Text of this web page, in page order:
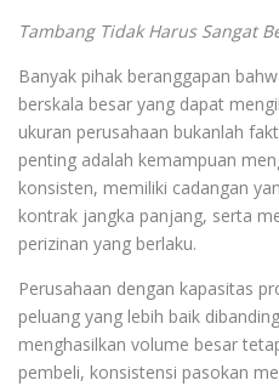
Tambang Tidak Harus Sangat
Banyak pihak beranggapan
berskala besar yang dapat
ukuran perusahaan bukanlah
penting adalah kemampuan
konsisten, memiliki cadangan
kontrak jangka panjang, serta
perizinan yang berlaku.
Perusahaan dengan kapasitas
peluang yang lebih baik
menghasilkan volume besar
pembeli, konsistensi pasokan